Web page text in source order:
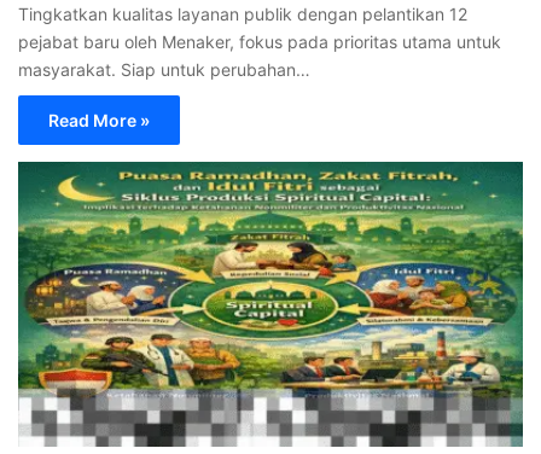
Tingkatkan kualitas layanan publik dengan pelantikan 12
pejabat baru oleh Menaker, fokus pada prioritas utama untuk
masyarakat. Siap untuk perubahan…
Read More »